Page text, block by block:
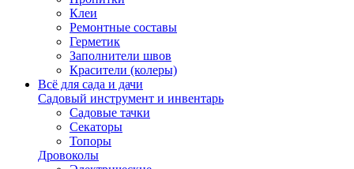
Клеи
Ремонтные составы
Герметик
Заполнители швов
Красители (колеры)
Всё для сада и дачи
Садовый инструмент и инвентарь
Садовые тачки
Секаторы
Топоры
Дровоколы